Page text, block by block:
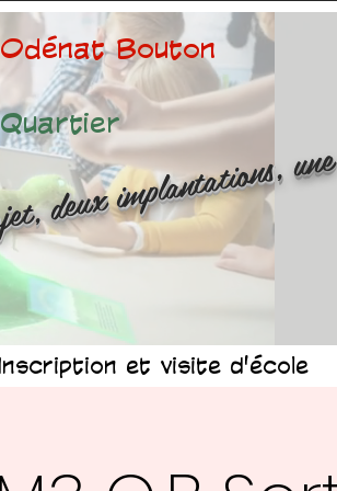
Odénat Bouton
Quartier
Inscription et visite d'école